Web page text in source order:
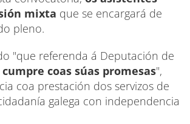
mixta que se encargará de
pleno.
"que referenda á Deputación de
coas súas promesas",
coa prestación dos servizos de
galega con independencia